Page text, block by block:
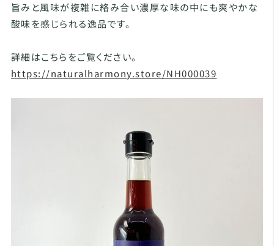
旨みと風味が複雑に絡み合い濃厚な味の中にも爽やかな
酸味を感じられる逸品です。
詳細はこちらをご覧ください。
https://naturalharmony.store/NH000039